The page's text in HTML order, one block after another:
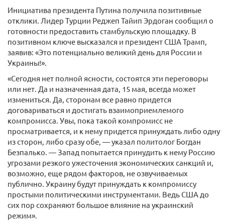
Инициатива президента Путина получила позитивные
отклики. Лидер Турции Реджеп Тайип Эрдоган сообщил о
готовности предоставить стамбульскую площадку. В
позитивном ключе высказался и президент США Трамп,
заявив: «Это потенциально великий день для России и
Украины!».
«Сегодня нет полной ясности, состоятся эти переговоры
или нет. Да и назначенная дата, 15 мая, всегда может
измениться. Да, сторонам все равно придется
договариваться и достигать взаимоприемлемого
компромисса. Увы, пока такой компромисс не
просматривается, и к нему придется принуждать либо одну
из сторон, либо сразу обе, — указал политолог Богдан
Безпалько. — Запад попытается принудить к нему Россию
угрозами резкого ужесточения экономических санкций и,
возможно, еще рядом факторов, не озвучиваемых
публично. Украину будут принуждать к компромиссу
простыми политическими инструментами. Ведь США до
сих пор сохраняют большое влияние на украинский
режим».